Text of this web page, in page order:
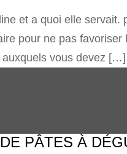
et a quoi elle
pour ne pas favoriser
auxquels vous devez […]
PÂTES À